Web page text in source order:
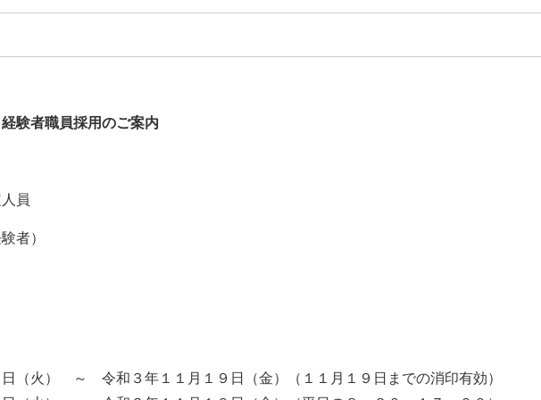
験者職員採用のご案内
員
者）
（火） ～ 令和３年１１月１９日（金）（１１月１９日までの消印有効）